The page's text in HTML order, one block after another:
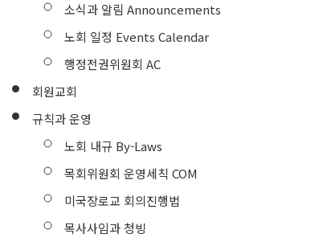
소식과 알림 Announcements
노회 일정 Events Calendar
행정전권위원회 AC
회원교회
규칙과 운영
노회 내규 By-Laws
목회위원회 운영세칙 COM
미국장로교 회의진행법
목사사임과 청빙